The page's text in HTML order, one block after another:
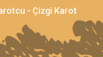
- Çizgi Karot